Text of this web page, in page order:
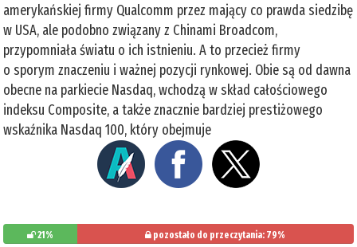
amerykańskiej firmy Qualcomm przez mający co prawda siedzibę
w USA, ale podobno związany z Chinami Broadcom,
przypomniała światu o ich istnieniu. A to przecież firmy
o sporym znaczeniu i ważnej pozycji rynkowej. Obie są od dawna
obecne na parkiecie Nasdaq, wchodzą w skład całościowego
indeksu Composite, a także znacznie bardziej prestiżowego
wskaźnika Nasdaq 100, który obejmuje
21% pozostało do przeczytania: 79%